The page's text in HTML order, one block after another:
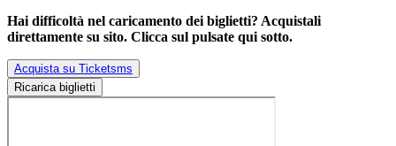
Hai difficoltà nel caricamento dei biglietti? Acquistali
direttamente su sito. Clicca sul pulsate qui sotto.
Acquista su Ticketsms
Ricarica biglietti